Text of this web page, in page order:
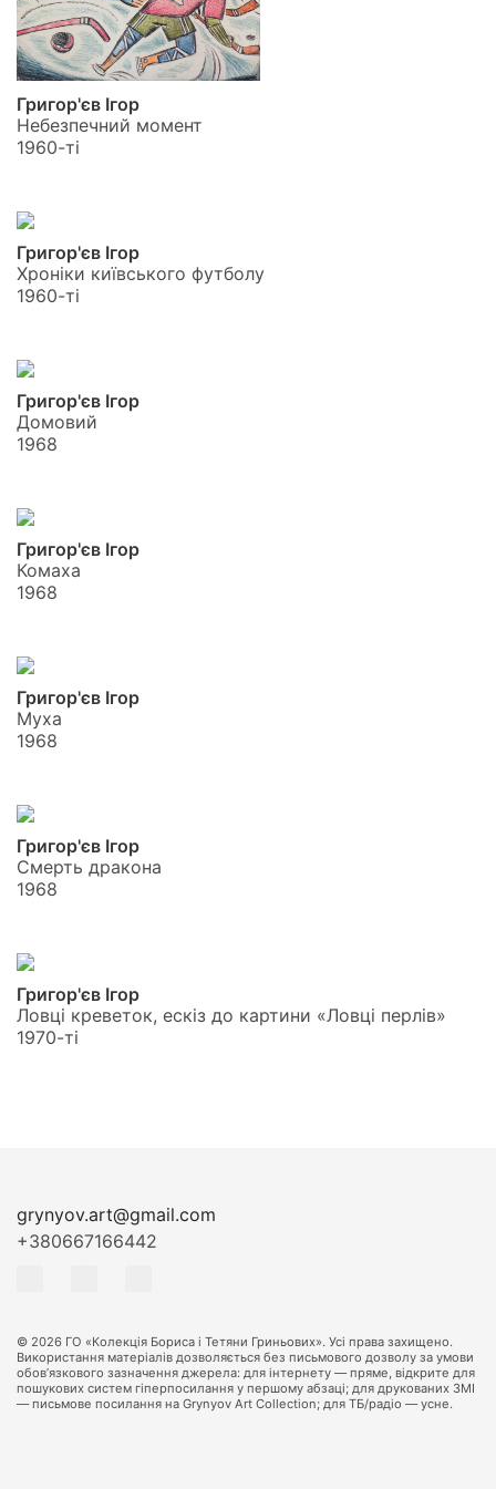
Григор'єв Ігор
Небезпечний момент
1960-ті
Григор'єв Ігор
Хроніки київського футболу
1960-ті
Григор'єв Ігор
Домовий
1968
Григор'єв Ігор
Комаха
1968
Григор'єв Ігор
Муха
1968
Григор'єв Ігор
Смерть дракона
1968
Григор'єв Ігор
Ловці креветок, ескіз до картини «Ловці перлів»
1970-ті
grynyov.art@gmail.com
+380667166442
© 2026 ГО «Колекція Бориса і Тетяни Гриньових». Усі права захищено.
Використання матеріалів дозволяється без письмового дозволу за умови
обов’язкового зазначення джерела: для інтернету — пряме, відкрите для
пошукових систем гіперпосилання у першому абзаці; для друкованих ЗМІ
— письмове посилання на Grynyov Art Collection; для ТБ/радіо — усне.